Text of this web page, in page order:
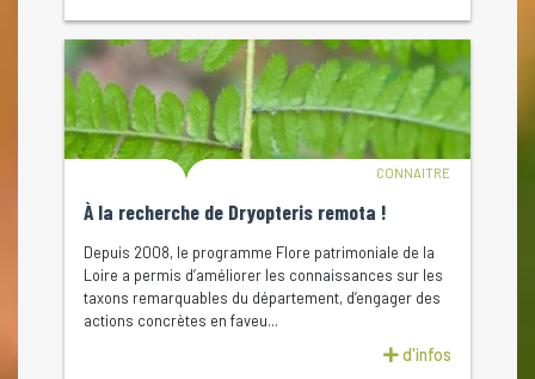
CONNAITRE
À la recherche de Dryopteris remota !
Depuis 2008, le programme Flore patrimoniale de la
Loire a permis d’améliorer les connaissances sur les
taxons remarquables du département, d’engager des
actions concrètes en faveu...
d'infos